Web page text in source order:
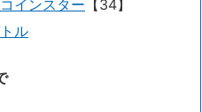
インスター 【34】
ル